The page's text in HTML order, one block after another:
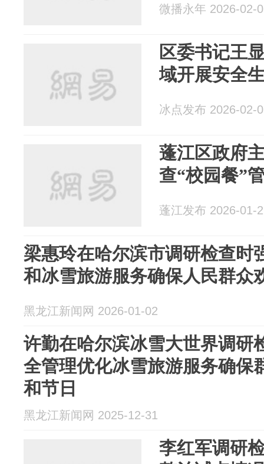
微播永年 2026-02-
区委书记王
域开展安全
冰点发布 2026-02-
蓬江区政府
查“校园餐”
蓬江发布 2026-01-
梁惠玲在哈尔滨市调研检查时
和冰雪旅游服务确保人民群众
黑龙江新闻网 2026-01-02
许勤在哈尔滨冰雪大世界调研
全管理优化冰雪旅游服务确保
和节日
黑龙江新闻网 2025-12-31
李红军调研